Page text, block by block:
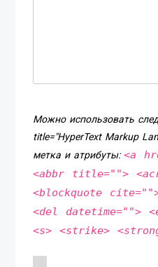
Можно использовать
title="HyperText Markup
метка и атрибуты:<a
<abbr title="">
<blockquote
<del datetime="">
<s> <strike>